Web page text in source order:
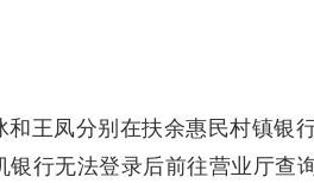
和王凤分别在扶余惠民村镇银
银行无法登录后前往营业厅查